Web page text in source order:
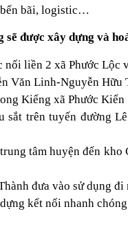
bãi, logistic…
sẽ được xây dựng và
nối liền 2 xã Phước Lộc
Văn Linh-Nguyễn Hữu
Kiểng xã Phước Kiển
sắt trên tuyến đường
tâm huyện đến kho
đưa vào sử dụng
kết nối nhanh